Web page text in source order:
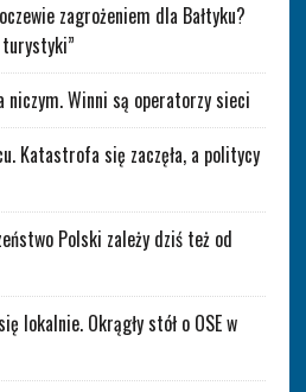
zagrożeniem dla Bałtyku?
niczym. Winni są operatorzy sieci
Katastrofa się zaczęła, a politycy
Polski zależy dziś też od
lokalnie. Okrągły stół o OSE w